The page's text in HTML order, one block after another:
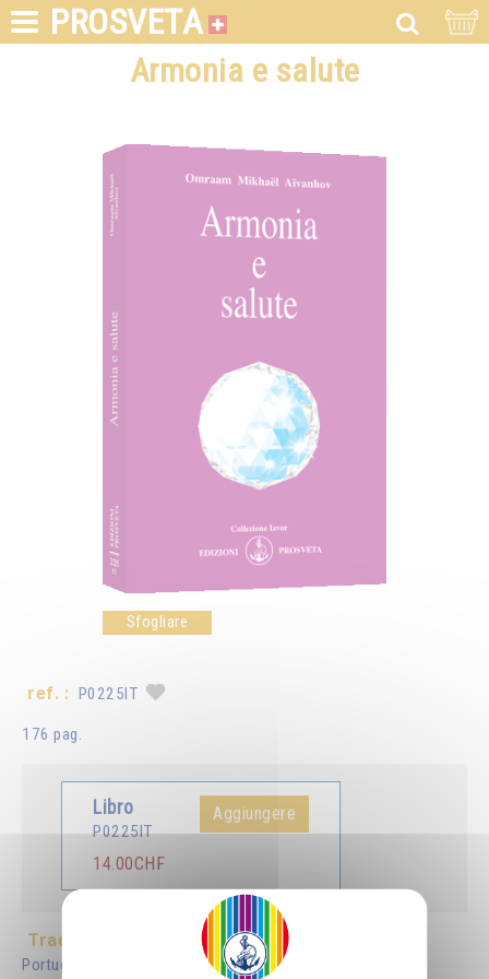
PROSVETA
Armonia e salute
Sfogliare
ref. : P0225IT
176 pag.
Libro
P0225IT
14.00CHF
Aggiungere
Tradotto in : Français Deutsch
Português